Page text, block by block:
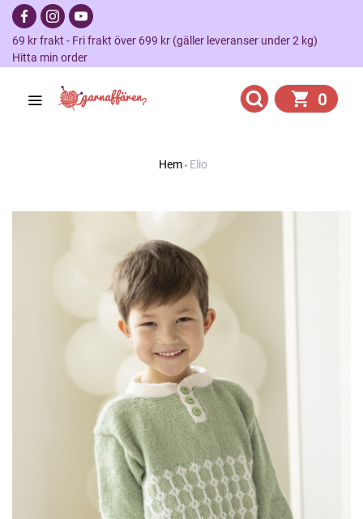
69 kr frakt - Fri frakt över 699 kr (gäller leveranser under 2 kg)
Hitta min order
0
Hem Elio